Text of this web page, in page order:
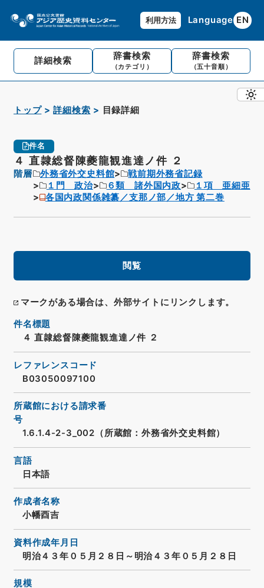
利用方法 Language EN
詳細検索 辞書検索
（カテゴリ）
辞書検索
（五十音順）
トップ 詳細検索 目録詳細
件名
４ 直隷総督陳夔龍観進達ノ件 ２
階層 外務省外交史料館
戦前期外務省記録
１門 政治
６類 諸外国内政
１項 亜細亜
各国内政関係雑纂／支那ノ部／地方 第二巻
閲覧
マークがある場合は、外部サイトにリンクします。
件名標題
４ 直隷総督陳夔龍観進達ノ件 ２
レファレンスコード
B03050097100
所蔵館における請求番
号
1.6.1.4-2-3_002（所蔵館：外務省外交史料館）
言語
日本語
作成者名称
小幡酉吉
資料作成年月日
明治４３年０５月２８日～明治４３年０５月２８日
規模